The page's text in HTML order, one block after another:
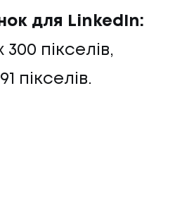
для LinkedIn:
пікселів,
пікселів.